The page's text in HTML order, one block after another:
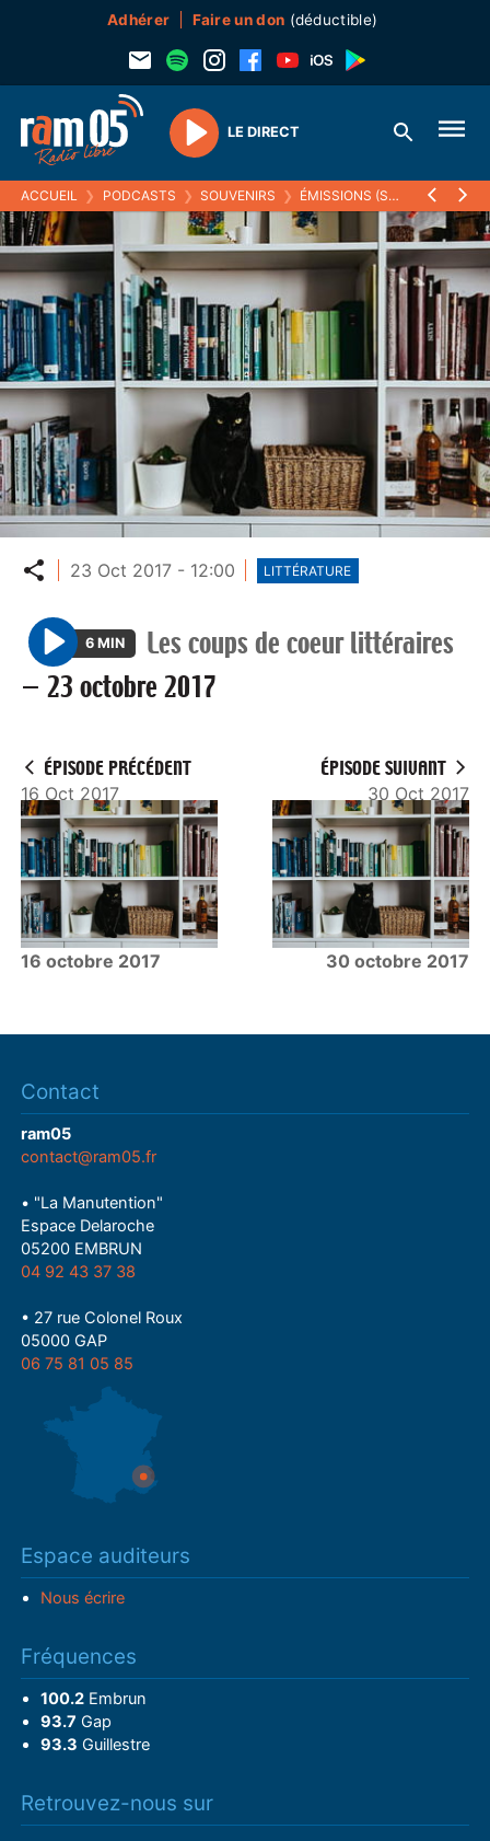
Adhérer Faire un don (déductible)
Play
LE DIRECT
ACCUEIL ❯ PODCASTS ❯ SOUVENIRS ❯ ÉMISSIONS (SOUVENIRS) ❯
Partager
23 Oct 2017 - 12:00 LITTÉRATURE
P
l
6 MIN
Les coups de coeur littéraires
—23 octobre 2017
ÉPISODE PRÉCÉDENT
16 Oct 2017
16 octobre 2017
ÉPISODE SUIVANT
30 Oct 2017
30 octobre 2017
Contact
ram05
contact@ram05.fr
• "La Manutention"
Espace Delaroche
05200 EMBRUN
04 92 43 37 38
• 27 rue Colonel Roux
05000 GAP
06 75 81 05 85
Espace auditeurs
Nous écrire
Fréquences
100.2Embrun
93.7 Gap
93.3 Guillestre
Retrouvez-nous sur